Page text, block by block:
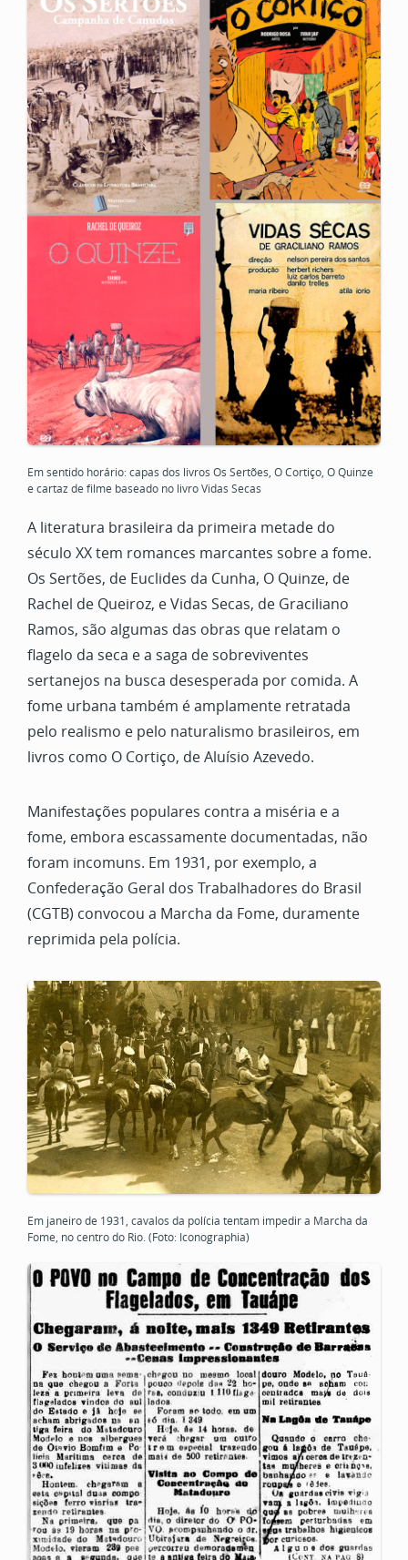
Em sentido horário: capas dos livros Os Sertões, O Cortiço, O Quinze
e cartaz de filme baseado no livro Vidas Secas
A literatura brasileira da primeira metade do
século XX tem romances marcantes sobre a fome.
Os Sertões, de Euclides da Cunha, O Quinze, de
Rachel de Queiroz, e Vidas Secas, de Graciliano
Ramos, são algumas das obras que relatam o
flagelo da seca e a saga de sobreviventes
sertanejos na busca desesperada por comida. A
fome urbana também é amplamente retratada
pelo realismo e pelo naturalismo brasileiros, em
livros como O Cortiço, de Aluísio Azevedo.
Manifestações populares contra a miséria e a
fome, embora escassamente documentadas, não
foram incomuns. Em 1931, por exemplo, a
Confederação Geral dos Trabalhadores do Brasil
(CGTB) convocou a Marcha da Fome, duramente
reprimida pela polícia.
Em janeiro de 1931, cavalos da polícia tentam impedir a Marcha da
Fome, no centro do Rio. (Foto: Iconographia)